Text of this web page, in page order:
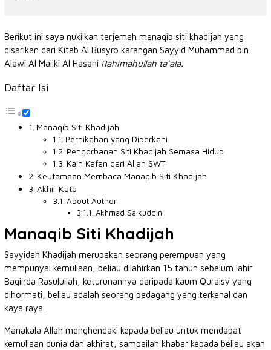
Berikut ini saya nukilkan terjemah manaqib siti khadijah yang
disarikan dari Kitab Al Busyro karangan Sayyid Muhammad bin
Alawi Al Maliki Al Hasani Rahimahullah ta’ala.
Daftar Isi
Manaqib Siti Khadijah
Pernikahan yang Diberkahi
Pengorbanan Siti Khadijah Semasa Hidup
Kain Kafan dari Allah SWT
Keutamaan Membaca Manaqib Siti Khadijah
Akhir Kata
About Author
Akhmad Saikuddin
Manaqib Siti Khadijah
Sayyidah Khadijah merupakan seorang perempuan yang
mempunyai kemuliaan, beliau dilahirkan 15 tahun sebelum lahir
Baginda Rasulullah, keturunannya daripada kaum Quraisy yang
dihormati, beliau adalah seorang pedagang yang terkenal dan
kaya raya.
Manakala Allah menghendaki kepada beliau untuk mendapat
kemuliaan dunia dan akhirat, sampailah khabar kepada beliau akan